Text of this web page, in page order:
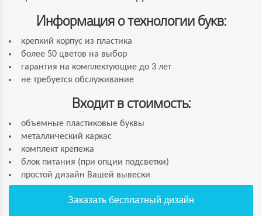
Информация о технологии букв:
крепкий корпус из пластика
более 50 цветов на выбор
гарантия на комплектующие до 3 лет
не требуется обслуживание
Входит в стоимость:
объемные пластиковые буквы
металлический каркас
комплект крепежа
блок питания (при опции подсветки)
простой дизайн Вашей вывески
Заказать бесплатный дизайн